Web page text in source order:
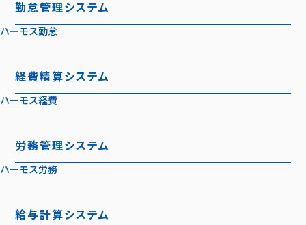
勤怠管理システム
ハーモス勤怠
経費精算システム
ハーモス経費
労務管理システム
ハーモス労務
給与計算システム